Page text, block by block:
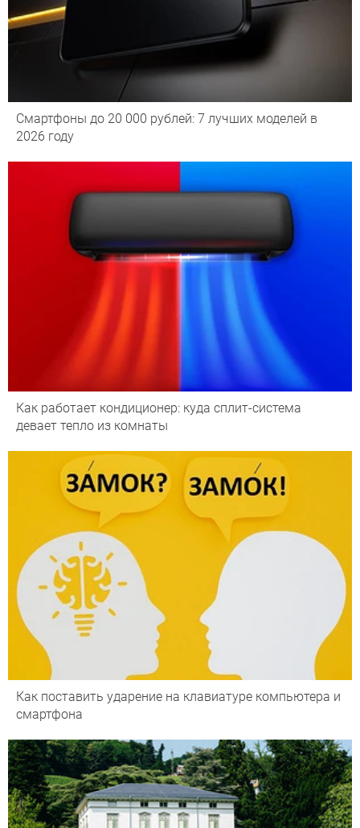
Смартфоны до 20 000 рублей: 7 лучших моделей в
2026 году
Как работает кондиционер: куда сплит-система
девает тепло из комнаты
Как поставить ударение на клавиатуре компьютера и
смартфона